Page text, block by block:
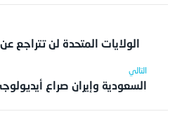
الولايات المتحدة لن تتراجع عن
السعودية وإيران صراع